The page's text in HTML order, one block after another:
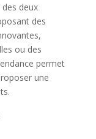
des deux
des
ou des
permet
une